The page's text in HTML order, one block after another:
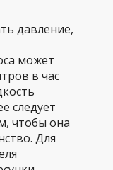
давление,
может
в час
следует
чтобы она
Для